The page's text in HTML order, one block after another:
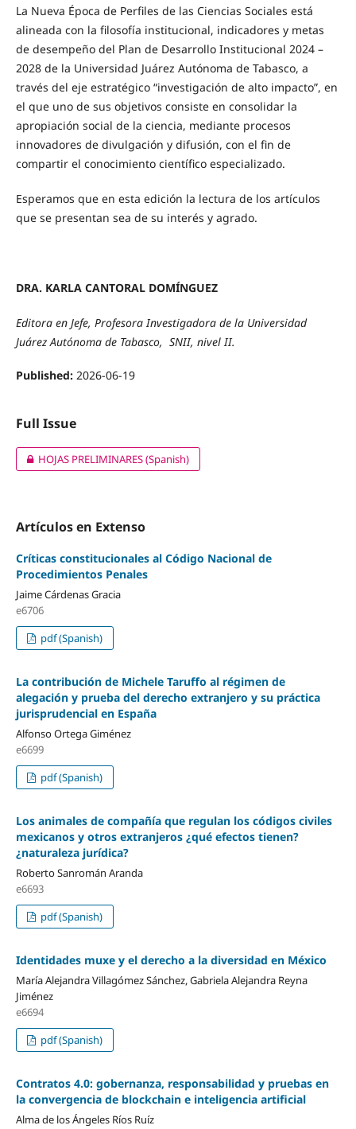
La Nueva Época de Perfiles de las Ciencias Sociales está
alineada con la filosofía institucional, indicadores y metas
de desempeño del Plan de Desarrollo Institucional 2024 –
2028 de la Universidad Juárez Autónoma de Tabasco, a
través del eje estratégico “investigación de alto impacto”, en
el que uno de sus objetivos consiste en consolidar la
apropiación social de la ciencia, mediante procesos
innovadores de divulgación y difusión, con el fin de
compartir el conocimiento científico especializado.
Esperamos que en esta edición la lectura de los artículos
que se presentan sea de su interés y agrado.
DRA. KARLA CANTORAL DOMÍNGUEZ
Editora en Jefe, Profesora Investigadora de la Universidad
Juárez Autónoma de Tabasco, SNII, nivel II.
Published: 2026-06-19
Full Issue
HOJAS PRELIMINARES (Spanish)
Artículos en Extenso
Críticas constitucionales al Código Nacional de
Procedimientos Penales
Jaime Cárdenas Gracia
e6706
pdf (Spanish)
La contribución de Michele Taruffo al régimen de
alegación y prueba del derecho extranjero y su práctica
jurisprudencial en España
Alfonso Ortega Giménez
e6699
pdf (Spanish)
Los animales de compañía que regulan los códigos civiles
mexicanos y otros extranjeros ¿qué efectos tienen?
¿naturaleza jurídica?
Roberto Sanromán Aranda
e6693
pdf (Spanish)
Identidades muxe y el derecho a la diversidad en México
María Alejandra Villagómez Sánchez, Gabriela Alejandra Reyna
Jiménez
e6694
pdf (Spanish)
Contratos 4.0: gobernanza, responsabilidad y pruebas en
la convergencia de blockchain e inteligencia artificial
Alma de los Ángeles Ríos Ruíz